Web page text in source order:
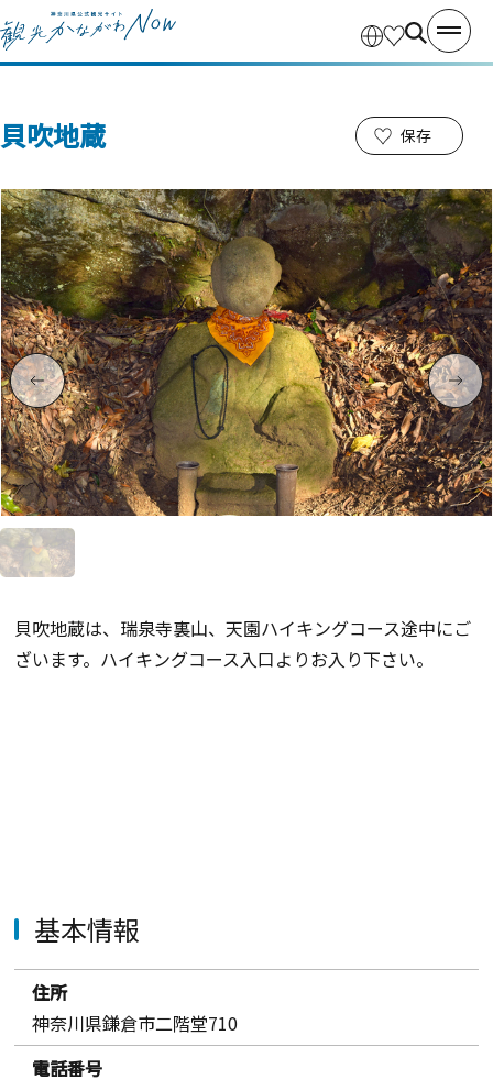
貝吹地蔵 保存
貝吹地蔵は、瑞泉寺裏山、天園ハイキングコース途中にご
ざいます。ハイキングコース入口よりお入り下さい。
基本情報
住所
神奈川県鎌倉市二階堂710
電話番号